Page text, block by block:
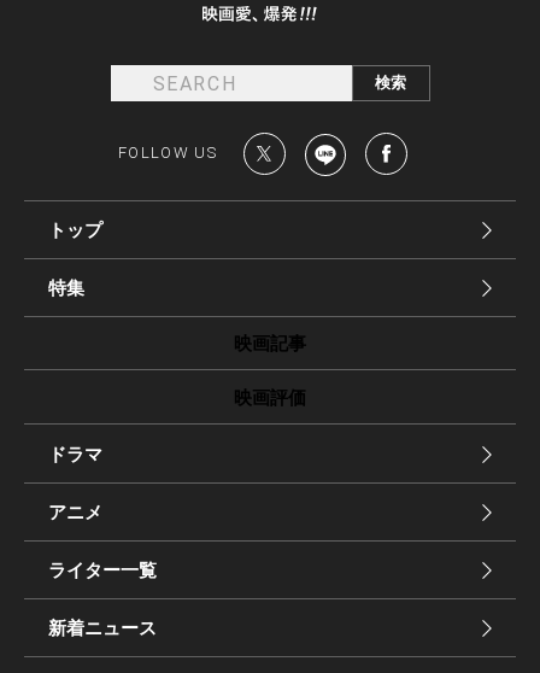
FOLLOW US
トップ
特集
映画記事
映画評価
ドラマ
アニメ
ライター一覧
新着ニュース